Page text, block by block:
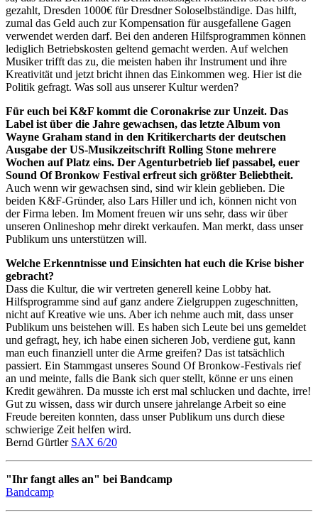
gezahlt, Dresden 1000€ für Dresdner Soloselbständige. Das hilft,
zumal das Geld auch zur Kompensation für ausgefallene Gagen
verwendet werden darf. Bei den anderen Hilfsprogrammen können
lediglich Betriebskosten geltend gemacht werden. Auf welchen
Musiker trifft das zu, die meisten haben ihr Instrument und ihre
Kreativität und jetzt bricht ihnen das Einkommen weg. Hier ist die
Politik gefragt. Was soll aus unserer Kultur werden?
Für euch bei K&F kommt die Coronakrise zur Unzeit. Das
Label ist über die Jahre gewachsen, das letzte Album von
Wayne Graham stand in den Kritikercharts der deutschen
Ausgabe der US-Musikzeitschrift Rolling Stone mehrere
Wochen auf Platz eins. Der Agenturbetrieb lief passabel, euer
Sound Of Bronkow Festival erfreut sich größter Beliebtheit.
Auch wenn wir gewachsen sind, sind wir klein geblieben. Die
beiden K&F-Gründer, also Lars Hiller und ich, können nicht von
der Firma leben. Im Moment freuen wir uns sehr, dass wir über
unseren Onlineshop mehr direkt verkaufen. Man merkt, dass unser
Publikum uns unterstützen will.
Welche Erkenntnisse und Einsichten hat euch die Krise bisher
gebracht?
Dass die Kultur, die wir vertreten generell keine Lobby hat.
Hilfsprogramme sind auf ganz andere Zielgruppen zugeschnitten,
nicht auf Kreative wie uns. Aber ich nehme auch mit, dass unser
Publikum uns beistehen will. Es haben sich Leute bei uns gemeldet
und gefragt, hey, ich habe einen sicheren Job, verdiene gut, kann
man euch finanziell unter die Arme greifen? Das ist tatsächlich
passiert. Ein Stammgast unseres Sound Of Bronkow-Festivals rief
an und meinte, falls die Bank sich quer stellt, könne er uns einen
Kredit gewähren. Da musste ich erst mal schlucken und dachte, irre!
Gut zu wissen, dass wir durch unsere jahrelange Arbeit so eine
Freude bereiten konnten, dass unser Publikum uns durch diese
schwierige Zeit helfen wird.
Bernd Gürtler SAX 6/20
"Ihr fangt alles an" bei Bandcamp
Bandcamp